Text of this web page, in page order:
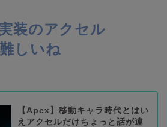
装のアクセル
しいね
【Apex】移動キャラ時代とはい
えアクセルだけちょっと話が違